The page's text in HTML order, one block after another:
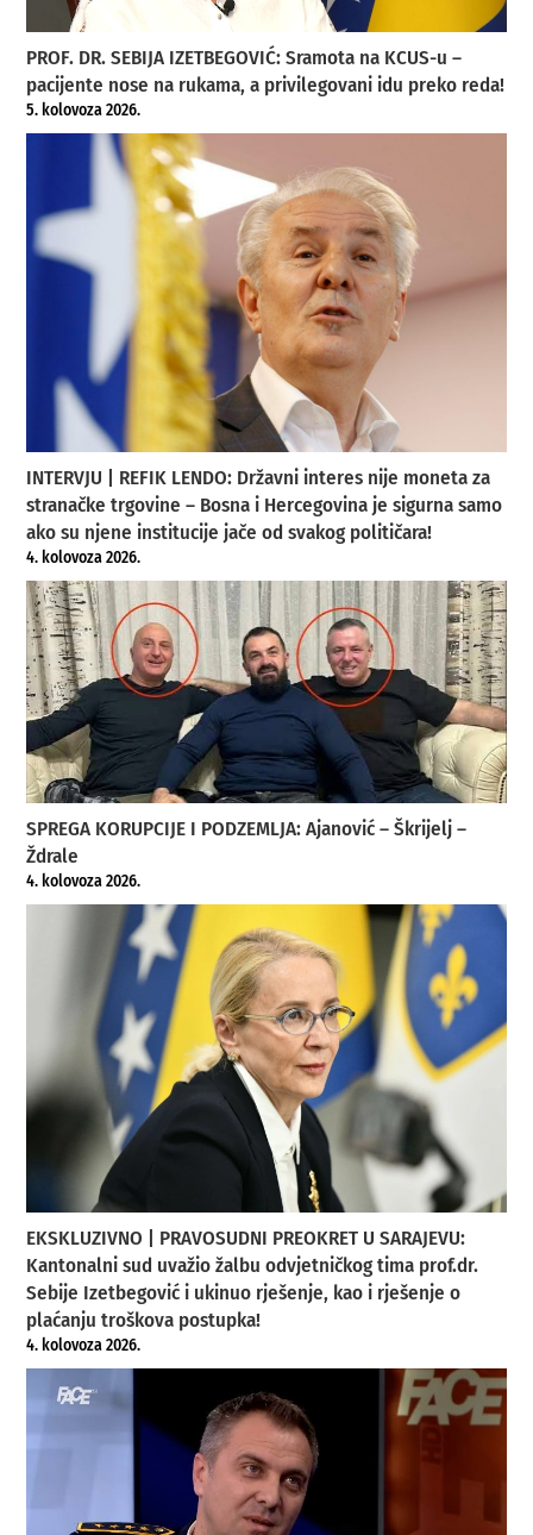
PROF. DR. SEBIJA IZETBEGOVIĆ: Sramota na KCUS-u –
pacijente nose na rukama, a privilegovani idu preko reda!
5. kolovoza 2026.
INTERVJU | REFIK LENDO: Državni interes nije moneta za
stranačke trgovine – Bosna i Hercegovina je sigurna samo
ako su njene institucije jače od svakog političara!
4. kolovoza 2026.
SPREGA KORUPCIJE I PODZEMLJA: Ajanović – Škrijelj –
Ždrale
4. kolovoza 2026.
EKSKLUZIVNO | PRAVOSUDNI PREOKRET U SARAJEVU:
Kantonalni sud uvažio žalbu odvjetničkog tima prof.dr.
Sebije Izetbegović i ukinuo rješenje, kao i rješenje o
plaćanju troškova postupka!
4. kolovoza 2026.